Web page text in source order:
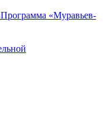
Программа «Муравьев-